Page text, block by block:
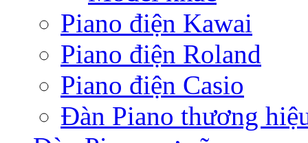
Piano điện Kawai
Piano điện Roland
Piano điện Casio
Đàn Piano thương